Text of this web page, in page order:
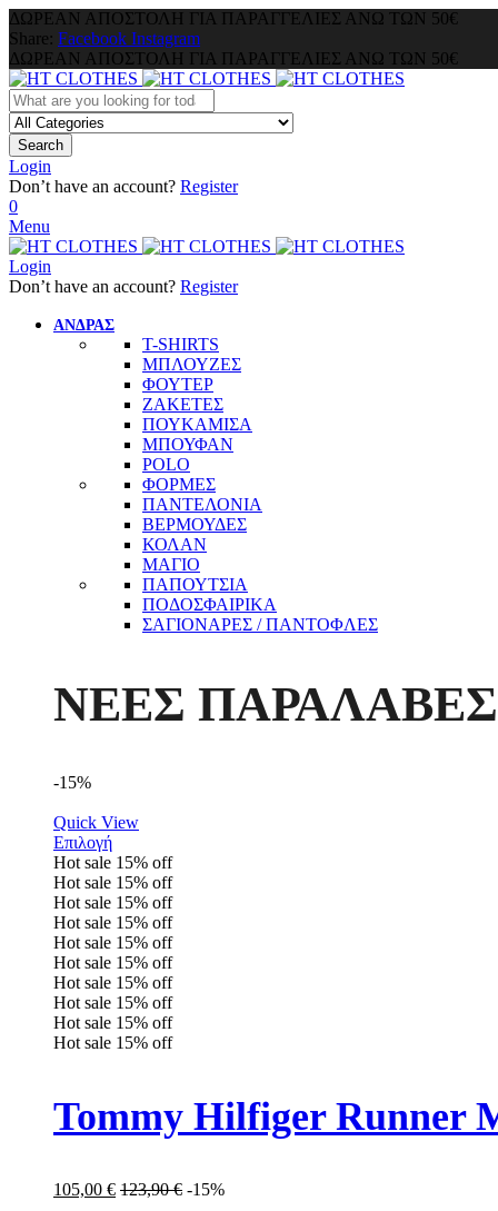
ΔΩΡΕΑΝ ΑΠΟΣΤΟΛΗ ΓΙΑ ΠΑΡΑΓΓΕΛΙΕΣ ΑΝΩ ΤΩΝ 50€
Share: Facebook Instagram
ΔΩΡΕΑΝ ΑΠΟΣΤΟΛΗ ΓΙΑ ΠΑΡΑΓΓΕΛΙΕΣ ΑΝΩ ΤΩΝ 50€
Search
Login
Don’t have an account? Register
0
Menu
Login
Don’t have an account? Register
ΑΝΔΡΑΣ
T-SHIRTS
ΜΠΛΟΥΖΕΣ
ΦΟΥΤΕΡ
ΖΑΚΕΤΕΣ
ΠΟΥΚΑΜΙΣΑ
ΜΠΟΥΦΑΝ
POLO
ΦΟΡΜΕΣ
ΠΑΝΤΕΛΟΝΙΑ
ΒΕΡΜΟΥΔΕΣ
ΚΟΛΑΝ
ΜΑΓΙΟ
ΠΑΠΟΥΤΣΙΑ
ΠΟΔΟΣΦΑΙΡΙΚΑ
ΣΑΓΙΟΝΑΡΕΣ / ΠΑΝΤΟΦΛΕΣ
ΝΕΕΣ ΠΑΡΑΛΑΒΕΣ
-15%
Quick View
Επιλογή
Hot sale 15% off
Hot sale 15% off
Hot sale 15% off
Hot sale 15% off
Hot sale 15% off
Hot sale 15% off
Hot sale 15% off
Hot sale 15% off
Hot sale 15% off
Hot sale 15% off
Tommy Hilfiger Runner
105,00 € 123,90€ -15%